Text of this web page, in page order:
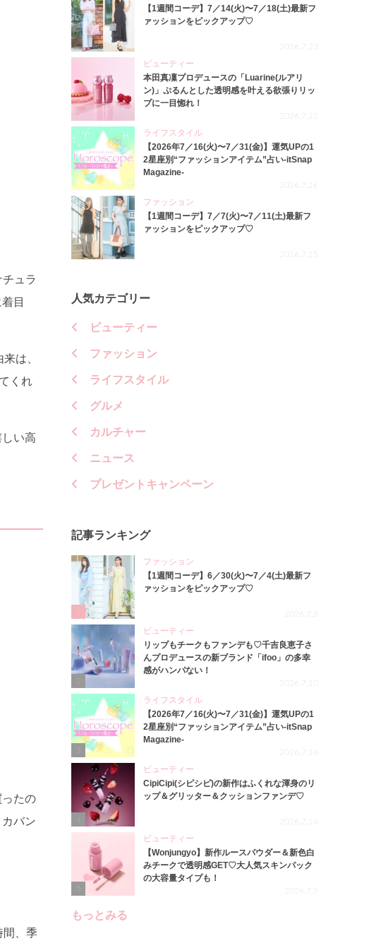
ュラ
目
は、
くれ
い高
たの
バン
間、季
【1週間コーデ】7／14(火)〜7／18(土)最新フ
ァッションをピックアップ♡
2026.7.23
ビューティー
本田真凜プロデュースの「Luarine(ルアリ
ン)」ぷるんとした透明感を叶える欲張りリッ
プに一目惚れ！
2026.7.22
ライフスタイル
【2026年7／16(火)〜7／31(金)】運気UPの1
2星座別“ファッションアイテム”占い-itSnap
Magazine-
2026.7.16
ファッション
【1週間コーデ】7／7(火)〜7／11(土)最新フ
ァッションをピックアップ♡
2026.7.15
人気カテゴリー
ビューティー
ファッション
ライフスタイル
グルメ
カルチャー
ニュース
プレゼントキャンペーン
記事ランキング
ファッション
【1週間コーデ】6／30(火)〜7／4(土)最新フ
ァッションをピックアップ♡
2026.7.8
ビューティー
リップもチークもファンデも♡千吉良恵子さ
んプロデュースの新ブランド「ifoo」の多幸
感がハンパない！
2026.7.10
3
ライフスタイル
【2026年7／16(火)〜7／31(金)】運気UPの1
2星座別“ファッションアイテム”占い-itSnap
Magazine-
2026.7.16
4
ビューティー
CipiCipi(シピシピ)の新作はふくれな渾身のリ
ップ＆グリッター＆クッションファンデ♡
2026.7.14
ビューティー
【Wonjungyo】新作ルースパウダー＆新色白
みチークで透明感GET♡大人気スキンパック
の大容量タイプも！
2026.7.9
もっとみる